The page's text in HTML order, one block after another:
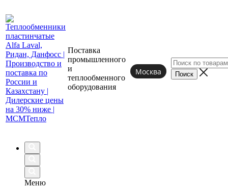
Поставка
промышленного
и
теплообменного
оборудования
Москва
Меню